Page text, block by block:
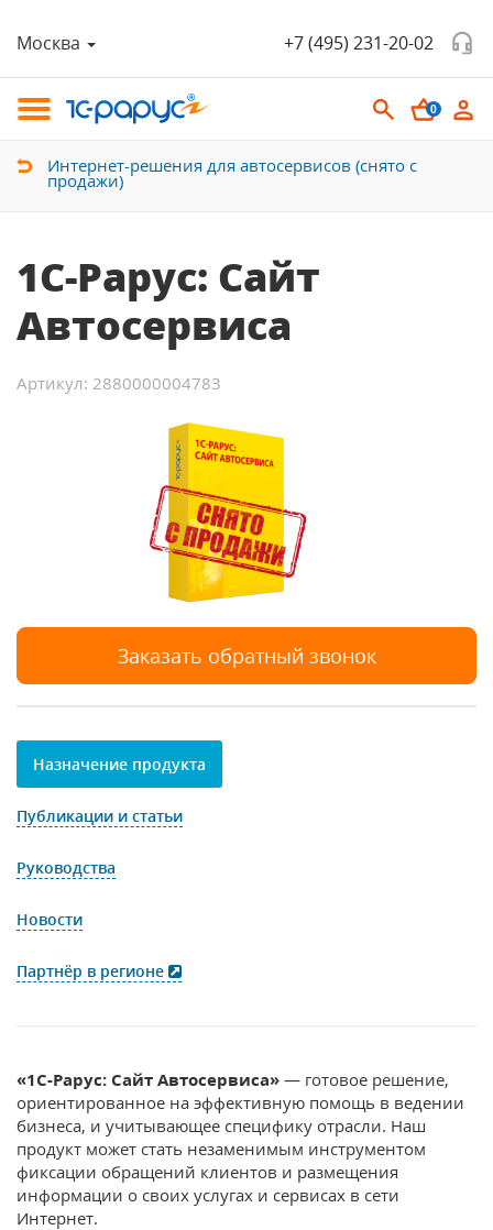
Москва +7 (495) 231-20-02
0
Интернет-решения для автосервисов (снято с
продажи)
1С-Рарус: Сайт
Автосервиса
Артикул: 2880000004783
Заказать обратный звонок
Назначение продукта
Публикации и статьи
Руководства
Новости
Партнёр в регионе
«1С-Рарус: Сайт Автосервиса» — готовое решение,
ориентированное на эффективную помощь в ведении
бизнеса, и учитывающее специфику отрасли. Наш
продукт может стать незаменимым инструментом
фиксации обращений клиентов и размещения
информации о своих услугах и сервисах в сети
Интернет.